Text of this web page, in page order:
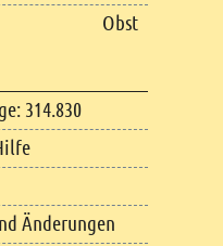
Obst
314.830
Änderungen